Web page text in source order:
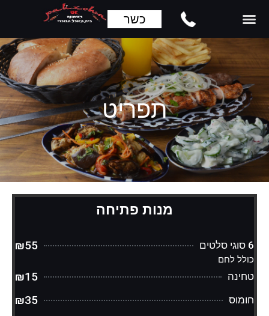
כשר
תפריט
מנות פתיחה
6 סוגי סלטים ₪55
כולל לחם
טחינה ₪15
חומוס ₪35